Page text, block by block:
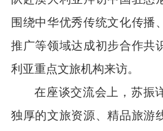
围绕中华优秀传统文化传播
推广等领域达成初步合作共
利亚重点文旅机构来访。
在座谈交流会上，苏振
独厚的文旅资源、精品旅游